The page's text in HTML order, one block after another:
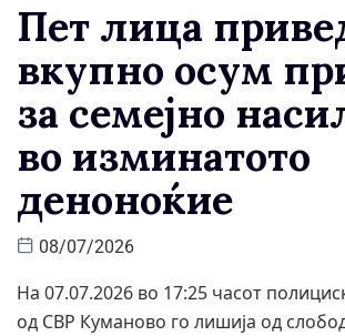
Пет лица
вкупно осум
за семејно
во изминатото
деноноќие
08/07/2026
На 07.07.2026 во 17:25 часот
од СВР Куманово го лишија од